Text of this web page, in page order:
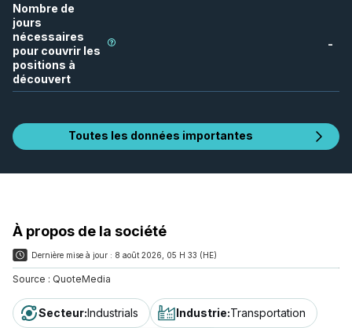
Nombre de
jours
nécessaires
pour couvrir les
positions à
découvert
-
Toutes les données importantes
À propos de la société
Dernière mise à jour : 8 août 2026, 05 H 33 (HE)
Source : QuoteMedia
Secteur:Industrials Industrie:Transportation